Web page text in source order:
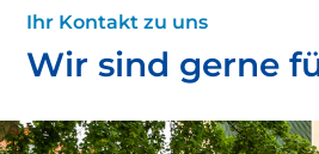
Wir sind gerne
Ihr Kontakt zu uns